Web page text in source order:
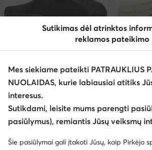
Subu
Naminės šlepetės · Juoda
Toni Pons
Sutikimas dėl atrinktos
reklamos pateikimo
Mes siekiame pateikti PATRAUKLIUS
NUOLAIDAS, kurie labiausiai atitiks
interesus.
Sutikdami, leisite mums parengti
pasiūlymus), remiantis Jūsų veiksmų
Šie pasiūlymai gali įtakoti Jūsų, kaip Pirkėjo